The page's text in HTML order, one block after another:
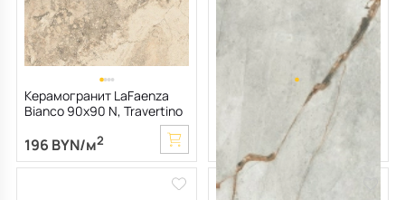
Керамогранит LaFaenza
Bianco 90х90 N, Travertino
196 BYN/м2
Керамогранит Imola The
room 60х120 N, Grey Roots,
197 BYN/м